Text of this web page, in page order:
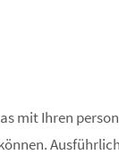
mit Ihren